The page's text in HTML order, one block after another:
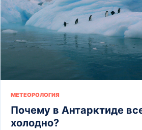
МЕТЕОРОЛОГИЯ
Почему в Антарктиде
холодно?